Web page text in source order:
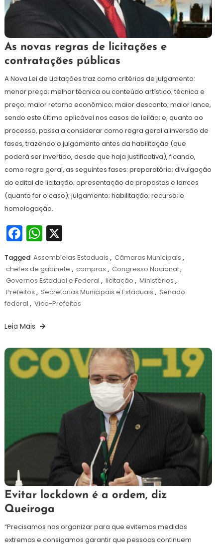
5
abril
de
Redação
As novas regras de licitações e
contratações públicas
A Nova Lei de Licitações traz como critérios de julgamento:
menor preço; melhor técnica ou conteúdo artístico; técnica e
preço; maior retorno econômico; maior desconto; maior lance,
sendo este último aplicável nos casos de leilão; e, quanto ao
processo, passa a considerar como regra geral a inversão de
fases, trazendo o julgamento antes da habilitação (que
poderá ser invertido, desde que haja justificativa), ficando,
como regra geral, as seguintes fases: preparatória; divulgação
do edital de licitação; apresentação de propostas e lances
(quanto for o caso); julgamento; habilitação; recurso; e
homologação.
Facebook
WhatsApp
X
Tagged Assembleias Estaduais , Câmaras Municipais ,
chefes de gabinete , compras , Congresso Nacional ,
Governos Estadual e Federal , licitação , Ministérios ,
Prefeitos , Secretarias Municipais e Estaduais , Senado
federal , Vice-Prefeitos
Leia Mais
5
de
abril
de
Redação
Evitar lockdown é a ordem, diz
Queiroga
“Precisamos nos organizar para que evitemos medidas
extremas e consigamos garantir que pessoas continuem